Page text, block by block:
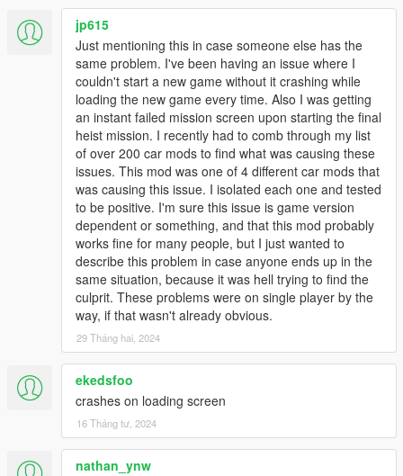
jp615
Just mentioning this in case someone else has the
same problem. I've been having an issue where I
couldn't start a new game without it crashing while
loading the new game every time. Also I was getting
an instant failed mission screen upon starting the final
heist mission. I recently had to comb through my list
of over 200 car mods to find what was causing these
issues. This mod was one of 4 different car mods that
was causing this issue. I isolated each one and tested
to be positive. I'm sure this issue is game version
dependent or something, and that this mod probably
works fine for many people, but I just wanted to
describe this problem in case anyone ends up in the
same situation, because it was hell trying to find the
culprit. These problems were on single player by the
way, if that wasn't already obvious.
29 Tháng hai, 2024
ekedsfoo
crashes on loading screen
16 Tháng tư, 2024
nathan_ynw